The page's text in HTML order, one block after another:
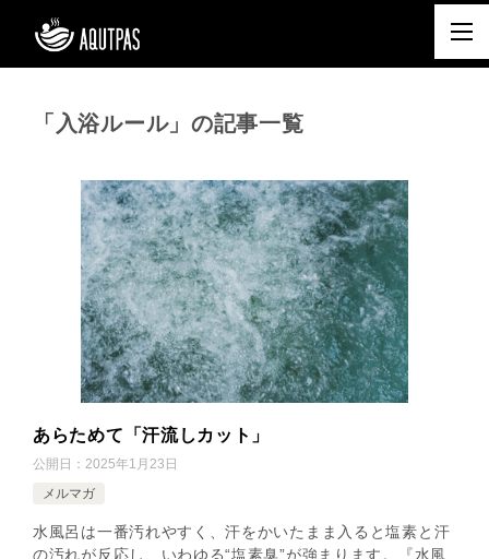
「入浴ルール」の記事一覧
あらためて「汗流しカット」
公開日： 2025年1月23日
メルマガ
水風呂は一番汚れやすく、汗をかいたまま入ると塩素と汗
の汚れが反応し、いわゆる“塩素臭”が強まります。『水風